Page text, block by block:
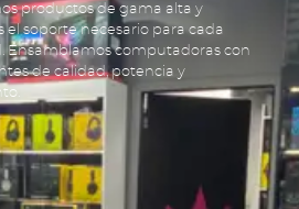
productos de gama alta y
el soporte necesario para cada
Ensamblamos computadoras con
de calidad, potencia y